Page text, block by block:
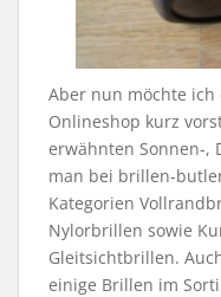
Aber nun möchte
Onlineshop kurz
erwähnten Sonnen-,
man bei brillen-
Kategorien
Nylorbrillen sowie
Gleitsichtbrillen.
einige Brillen im